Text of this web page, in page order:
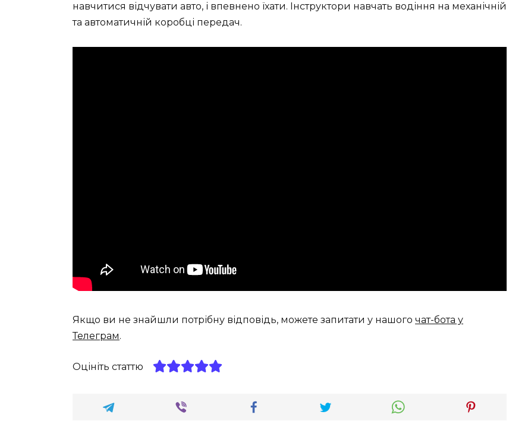
навчитися відчувати авто, і впевнено їхати. Інструктори навчать водіння на механічній
та автоматичній коробці передач.
Якщо ви не знайшли потрібну відповідь, можете запитати у нашого чат-бота у
Телеграм.
Оцініть статтю